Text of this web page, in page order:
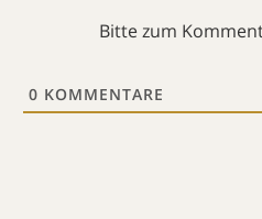
Bitte zum
0 KOMMENTARE